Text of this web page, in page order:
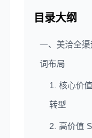
目录大纲
一、美洽全
词布局
1. 核心价
转型
2. 高价值